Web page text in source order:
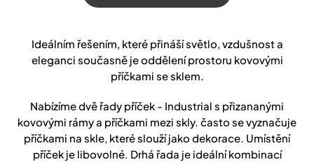
Ideálním řešením, které přináší světlo, vzdušnost a
eleganci současně je oddělení prostoru kovovými
příčkami se sklem.
Nabízíme dvě řady příček - Industrial s přizananými
kovovými rámy a příčkami mezi skly. často se vyznačuje
příčkami na skle, které slouží jako dekorace. Umístění
příček je libovolné. Drhá řada je ideální kombinací